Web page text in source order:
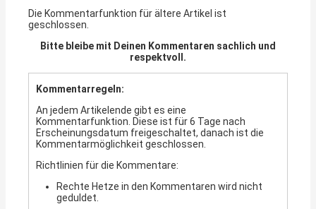
Die Kommentarfunktion für ältere Artikel ist
geschlossen.
Bitte bleibe mit Deinen Kommentaren sachlich und
respektvoll.
Kommentarregeln:
An jedem Artikelende gibt es eine
Kommentarfunktion. Diese ist für 6 Tage nach
Erscheinungsdatum freigeschaltet, danach ist die
Kommentarmöglichkeit geschlossen.
Richtlinien für die Kommentare:
Rechte Hetze in den Kommentaren wird nicht
geduldet.